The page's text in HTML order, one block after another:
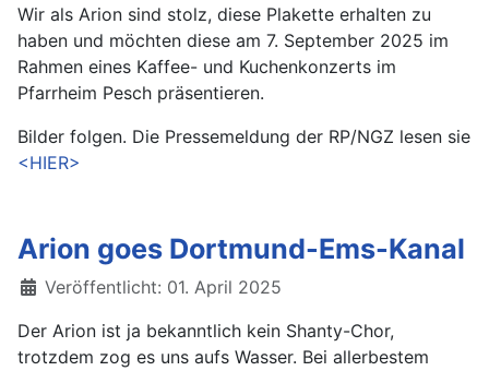
Wir als Arion sind stolz, diese Plakette erhalten zu
haben und möchten diese am 7. September 2025 im
Rahmen eines Kaffee- und Kuchenkonzerts im
Pfarrheim Pesch präsentieren.
Bilder folgen. Die Pressemeldung der RP/NGZ lesen sie
<HIER>
Arion goes Dortmund-Ems-Kanal
Details
Veröffentlicht: 01. April 2025
Der Arion ist ja bekanntlich kein Shanty-Chor,
trotzdem zog es uns aufs Wasser. Bei allerbestem